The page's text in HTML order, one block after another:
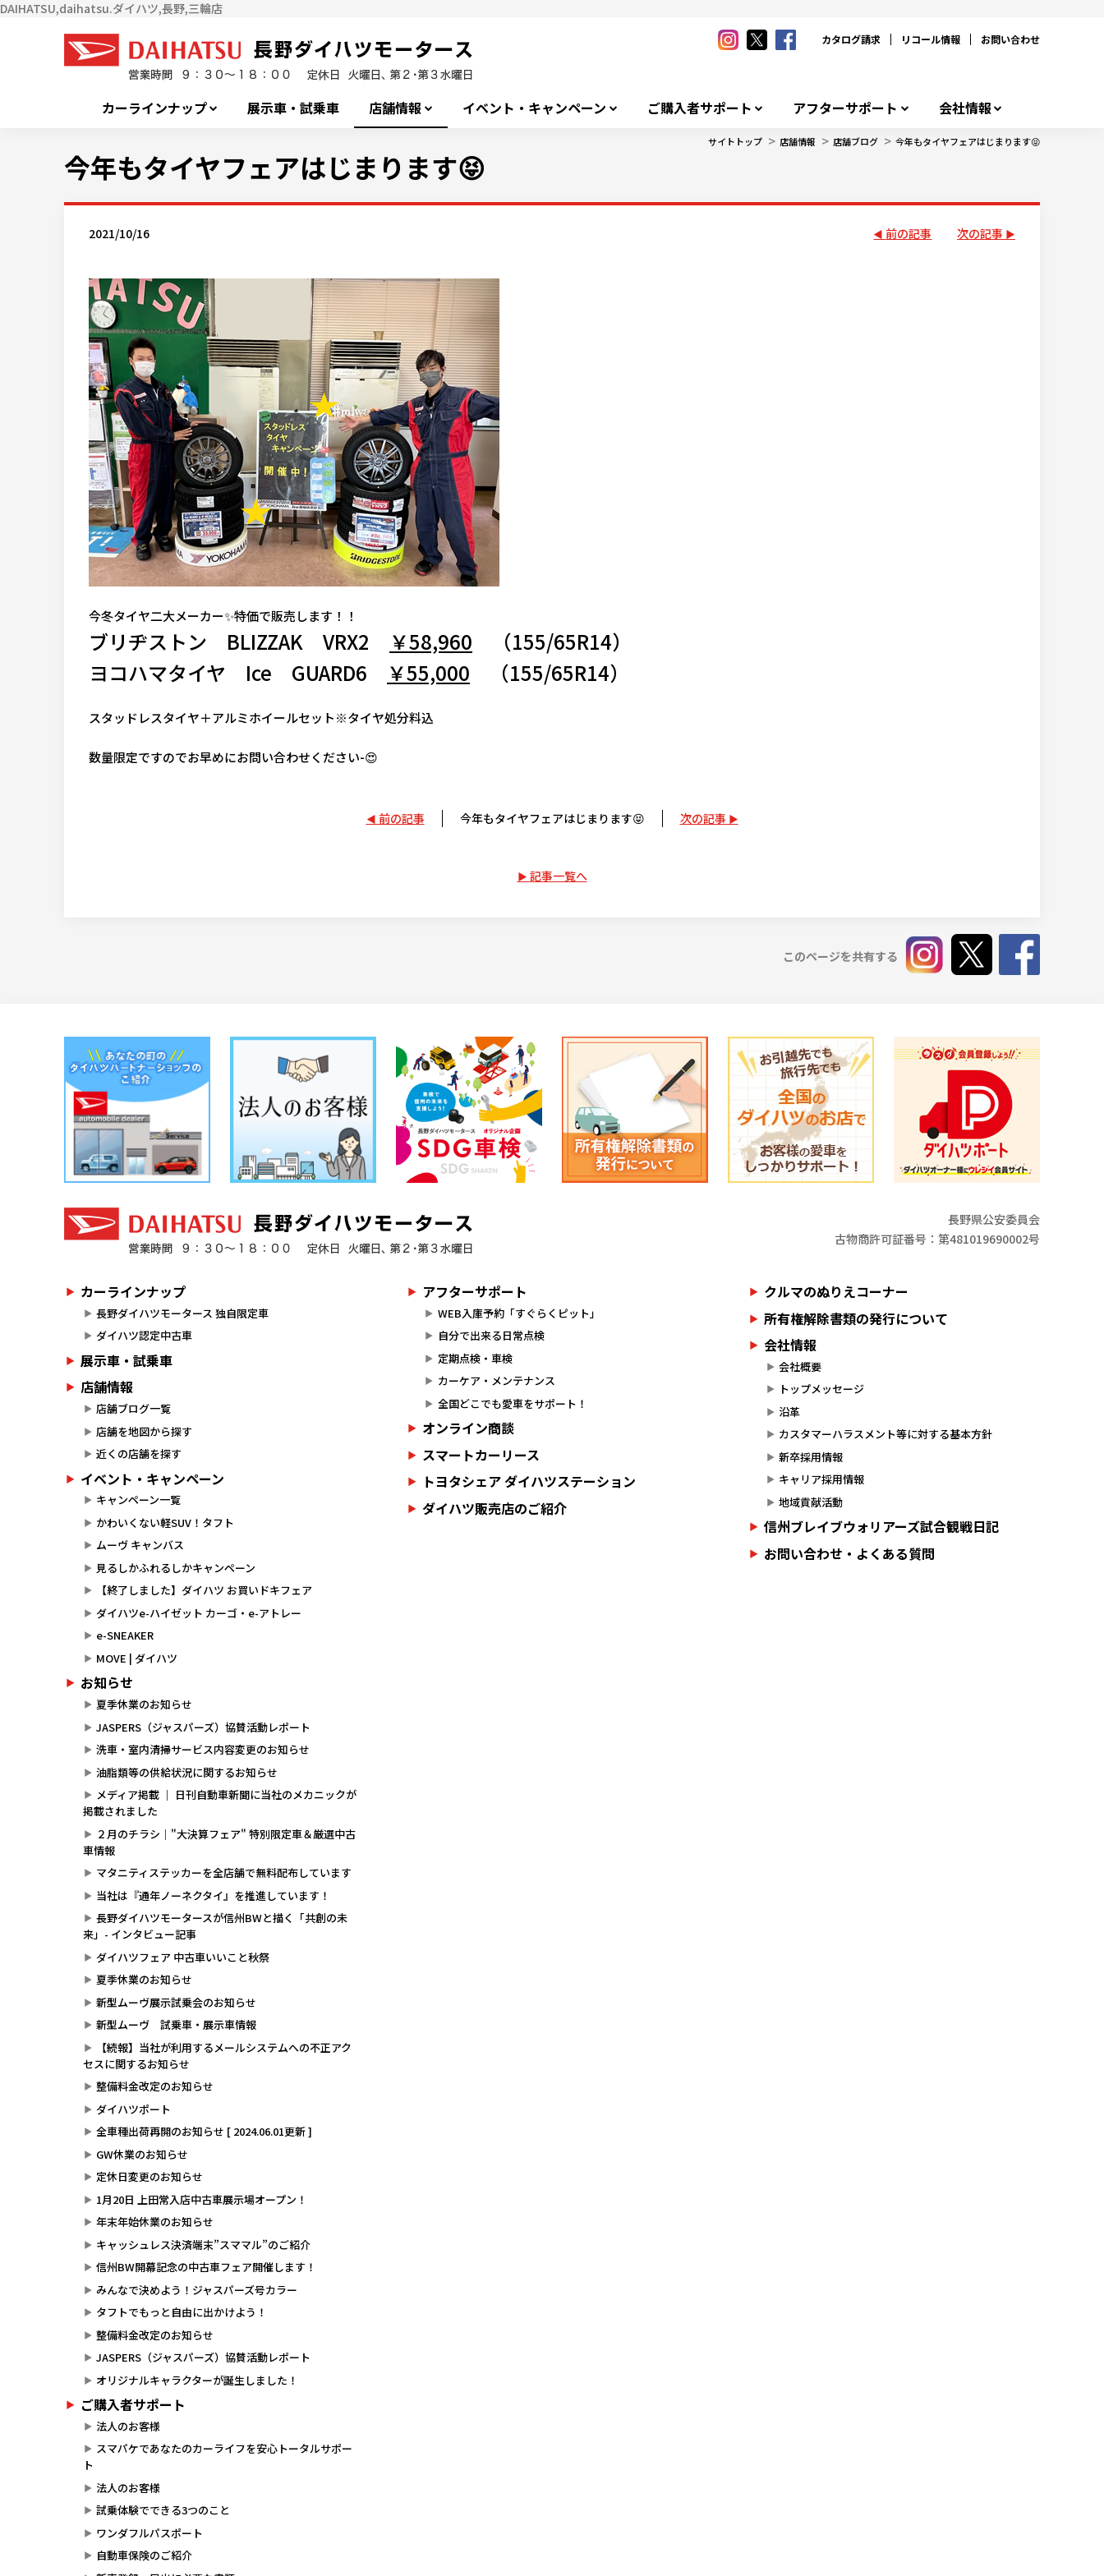
DAIHATSU,daihatsu.ダイハツ,長野,三輪店
カタログ請求 リコール情報 お問い合わせ
カーラインナップ 展示車・試乗車 店舗情報 イベント・キャンペーン ご購入者サポート アフターサポート 会社情報
サイトトップ > 店舗情報 > 店舗ブログ > 今年もタイヤフェアはじまります😝
今年もタイヤフェアはじまります😝
2021/10/16 前の記事 次の記事
今冬タイヤ二大メーカー✨特価で販売します！！
ブリヂストン BLIZZAK VRX2 ￥58,960 （155/65R14）
ヨコハマタイヤ Ice GUARD6
￥55,000 （155/65R14）
スタッドレスタイヤ＋アルミホイールセット※タイヤ処分料込
数量限定ですのでお早めにお問い合わせください-😍
前の記事 今年もタイヤフェアはじまります😝 次の記事
記事一覧へ
このページを共有する
長野県公安委員会
古物商許可証番号：第481019690002号
カーラインナップ
長野ダイハツモータース 独自限定車
ダイハツ認定中古車
展示車・試乗車
店舗情報
店舗ブログ一覧
店舗を地図から探す
近くの店舗を探す
イベント・キャンペーン
キャンペーン一覧
かわいくない軽SUV！タフト
ムーヴ キャンバス
見るしかふれるしかキャンペーン
【終了しました】ダイハツ お買いドキフェア
ダイハツe-ハイゼット カーゴ・e-アトレー
e-SNEAKER
MOVE | ダイハツ
お知らせ
夏季休業のお知らせ
JASPERS（ジャスパーズ）協賛活動レポート
洗車・室内清掃サービス内容変更のお知らせ
油脂類等の供給状況に関するお知らせ
メディア掲載 ｜ 日刊自動車新聞に当社のメカニックが
掲載されました
２月のチラシ｜"大決算フェア" 特別限定車＆厳選中古
車情報
マタニティステッカーを全店舗で無料配布しています
当社は『通年ノーネクタイ』を推進しています！
長野ダイハツモータースが信州BWと描く「共創の未
来」- インタビュー記事
ダイハツフェア 中古車いいこと秋祭
夏季休業のお知らせ
新型ムーヴ展示試乗会のお知らせ
新型ムーヴ 試乗車・展示車情報
【続報】当社が利用するメールシステムへの不正アク
セスに関するお知らせ
整備料金改定のお知らせ
ダイハツポート
全車種出荷再開のお知らせ [ 2024.06.01更新 ]
GW休業のお知らせ
定休日変更のお知らせ
1月20日 上田常入店中古車展示場オープン！
年末年始休業のお知らせ
キャッシュレス決済端末”スママル”のご紹介
信州BW開幕記念の中古車フェア開催します！
みんなで決めよう！ジャスパーズ号カラー
タフトでもっと自由に出かけよう！
整備料金改定のお知らせ
JASPERS（ジャスパーズ）協賛活動レポート
オリジナルキャラクターが誕生しました！
ご購入者サポート
法人のお客様
スマパケであなたのカーライフを安心トータルサポー
ト
法人のお客様
試乗体験でできる3つのこと
ワンダフルパスポート
自動車保険のご紹介
アフターサポート
WEB入庫予約「すぐらくピット」
自分で出来る日常点検
定期点検・車検
カーケア・メンテナンス
全国どこでも愛車をサポート！
オンライン商談
スマートカーリース
トヨタシェア ダイハツステーション
ダイハツ販売店のご紹介
クルマのぬりえコーナー
所有権解除書類の発行について
会社情報
会社概要
トップメッセージ
沿革
カスタマーハラスメント等に対する基本方針
新卒採用情報
キャリア採用情報
地域貢献活動
信州ブレイブウォリアーズ試合観戦日記
お問い合わせ・よくある質問